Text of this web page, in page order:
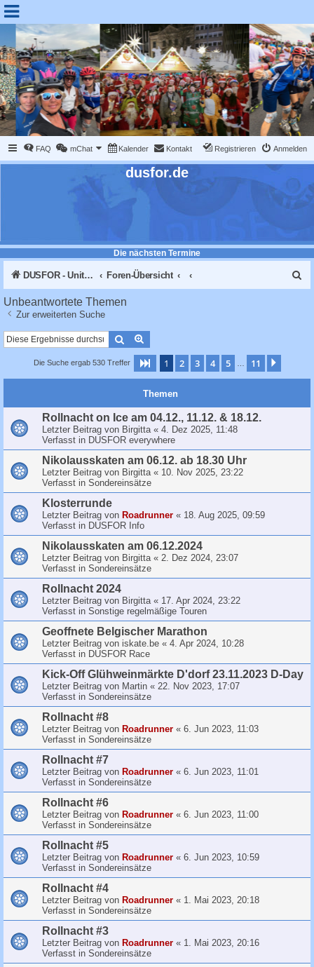
FAQ mChat Kalender Kontakt Anmelden
Registrieren
dusfor.de
Die nächsten Termine
DUSFOR - United Sk8 Nations :: Inline skaten in Düsseldorf Foren-Übersicht
Unbeantwortete Themen
Zur erweiterten Suche
Suche
Die Suche ergab 530 Treffer Seite 1von 11
1 2 3 4 5 11
Themen
Rollnacht on Ice am 04.12., 11.12. & 18.12.
Letzter Beitrag von Birgitta« 4. Dez 2025, 11:48
Verfasst in DUSFOR everywhere
Nikolausskaten am 06.12. ab 18.30 Uhr
Letzter Beitrag von Birgitta« 10. Nov 2025, 23:22
Verfasst in Sondereinsätze
Klosterrunde
Letzter Beitrag von Roadrunner « 18. Aug 2025, 09:59
Verfasst in DUSFOR Info
Nikolausskaten am 06.12.2024
Letzter Beitrag von Birgitta« 2. Dez 2024, 23:07
Verfasst in Sondereinsätze
Rollnacht 2024
Letzter Beitrag von Birgitta« 17. Apr 2024, 23:22
Verfasst in Sonstige regelmäßige Touren
Geoffnete Belgischer Marathon
Letzter Beitrag von iskate.be « 4. Apr 2024, 10:28
Verfasst in DUSFOR Race
Kick-Off Glühweinmärkte D'dorf 23.11.2023 D-Day
Letzter Beitrag von Martin « 22. Nov 2023, 17:07
Verfasst in Sondereinsätze
Rollnacht #8
Letzter Beitrag von Roadrunner « 6. Jun 2023, 11:03
Verfasst in Sondereinsätze
Rollnacht #7
Letzter Beitrag von Roadrunner « 6. Jun 2023, 11:01
Verfasst in Sondereinsätze
Rollnacht #6
Letzter Beitrag von Roadrunner « 6. Jun 2023, 11:00
Verfasst in Sondereinsätze
Rollnacht #5
Letzter Beitrag von Roadrunner « 6. Jun 2023, 10:59
Verfasst in Sondereinsätze
Rollnacht #4
Letzter Beitrag von Roadrunner « 1. Mai 2023, 20:18
Verfasst in Sondereinsätze
Rollnacht #3
Letzter Beitrag von Roadrunner « 1. Mai 2023, 20:16
Verfasst in Sondereinsätze